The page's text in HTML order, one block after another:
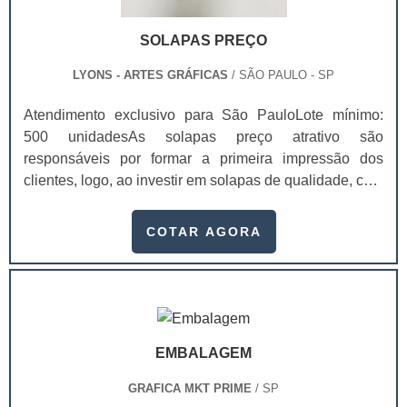
dividido o tempo. No mundo ocidental, o calendário
mais usado é o calendário gregoriano.
SOLAPAS PREÇO
LYONS - ARTES GRÁFICAS / SÃO PAULO - SP
Atendimento exclusivo para São PauloLote mínimo:
500 unidadesAs solapas preço atrativo são
responsáveis por formar a primeira impressão dos
clientes, logo, ao investir em solapas de qualidade, com
inclusive, as possibilidades de venda, visto que os
material. Com as solapas, conhecidas também como
melhor os produtos, se atraiam mais e, como benefício
solapas são extremamente práticas e funcionais para
COTAR AGORA
EMBALAGEM
GRAFICA MKT PRIME / SP